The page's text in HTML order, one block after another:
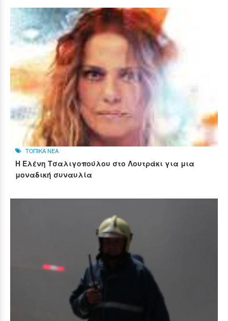
ΤΟΠΙΚΑ ΝΕΑ
Η Ελένη Τσαλιγοπούλου στο Λουτράκι για μια
μοναδική συναυλία